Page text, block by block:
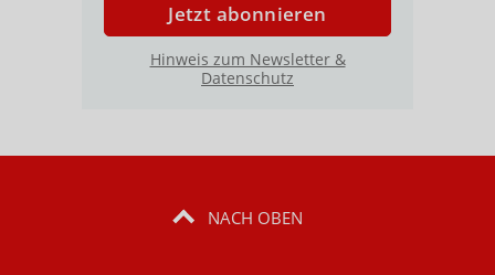
Jetzt abonnieren
Hinweis zum Newsletter &
Datenschutz
NACH OBEN